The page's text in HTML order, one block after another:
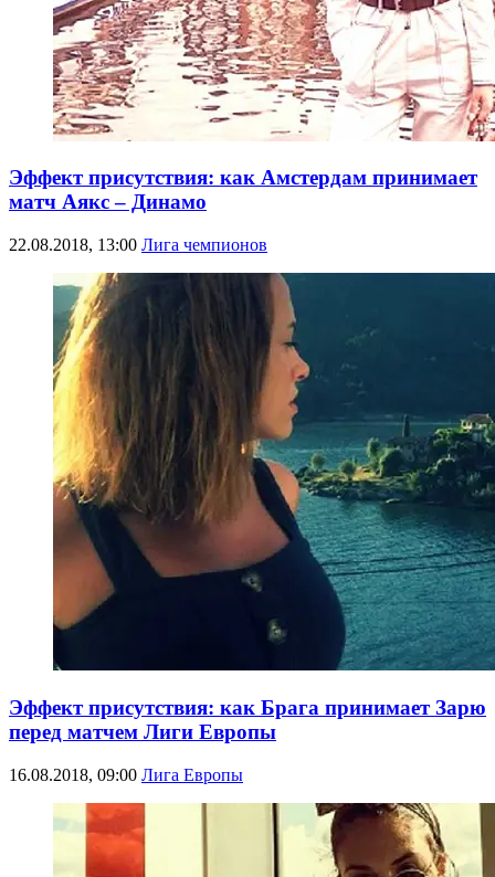
Эффект присутствия: как Амстердам принимает
матч Аякс – Динамо
22.08.2018, 13:00 Лига чемпионов
Эффект присутствия: как Брага принимает Зарю
перед матчем Лиги Европы
16.08.2018, 09:00 Лига Европы